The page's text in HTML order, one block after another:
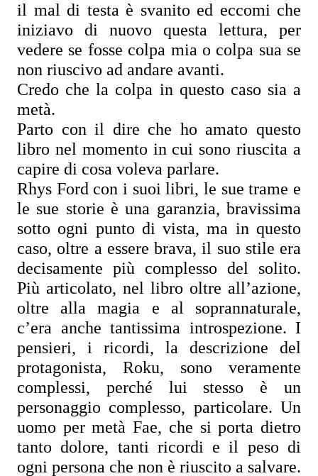
il mal di testa è svanito ed eccomi che
iniziavo di nuovo questa lettura, per
vedere se fosse colpa mia o colpa sua se
non riuscivo ad andare avanti.
Credo che la colpa in questo caso sia a
metà.
Parto con il dire che ho amato questo
libro nel momento in cui sono riuscita a
capire di cosa voleva parlare.
Rhys Ford con i suoi libri, le sue trame e
le sue storie è una garanzia, bravissima
sotto ogni punto di vista, ma in questo
caso, oltre a essere brava, il suo stile era
decisamente più complesso del solito.
Più articolato, nel libro oltre all’azione,
oltre alla magia e al soprannaturale,
c’era anche tantissima introspezione. I
pensieri, i ricordi, la descrizione del
protagonista, Roku, sono veramente
complessi, perché lui stesso è un
personaggio complesso, particolare. Un
uomo per metà Fae, che si porta dietro
tanto dolore, tanti ricordi e il peso di
ogni persona che non è riuscito a salvare.